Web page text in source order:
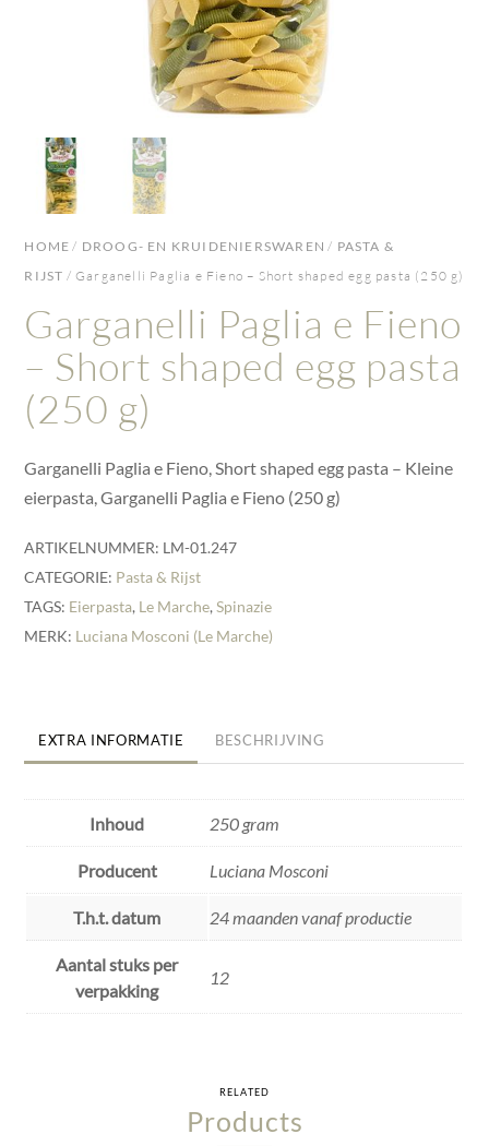
HOME / DROOG- EN KRUIDENIERSWAREN / PASTA &
RIJST / Garganelli Paglia e Fieno – Short shaped egg pasta (250 g)
Garganelli Paglia e Fieno
– Short shaped egg pasta
(250 g)
Garganelli Paglia e Fieno, Short shaped egg pasta – Kleine
eierpasta, Garganelli Paglia e Fieno (250 g)
ARTIKELNUMMER: LM-01.247
CATEGORIE: Pasta & Rijst
TAGS: Eierpasta, Le Marche,Spinazie
MERK: Luciana Mosconi (Le Marche)
EXTRA INFORMATIE BESCHRIJVING
Inhoud 250 gram
Producent Luciana Mosconi
T.h.t. datum 24 maanden vanaf productie
Aantal stuks per
verpakking
12
RELATED
Products